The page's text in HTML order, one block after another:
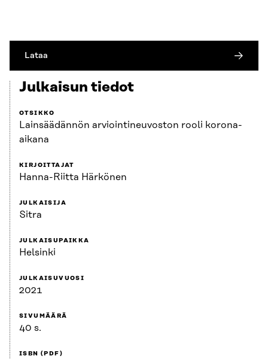
Lataa
Julkaisun tiedot
OTSIKKO
Lainsäädännön arviointineuvoston rooli korona-
aikana
KIRJOITTAJAT
Hanna-Riitta Härkönen
JULKAISIJA
Sitra
JULKAISUPAIKKA
Helsinki
JULKAISUVUOSI
2021
SIVUMÄÄRÄ
40 s.
ISBN (PDF)